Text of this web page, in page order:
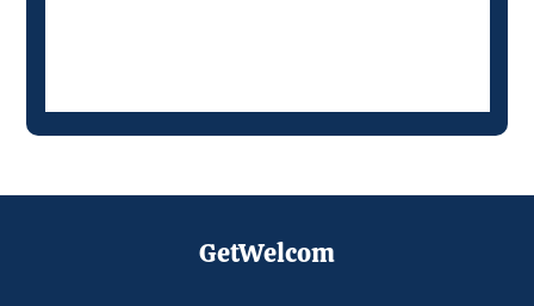
GetWelcom